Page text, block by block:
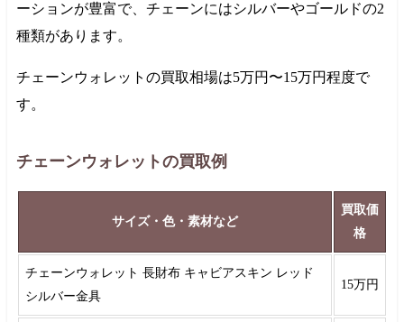
ーションが豊富で、チェーンにはシルバーやゴールドの2
種類があります。
チェーンウォレットの買取相場は5万円 〜15万円程度で
す。
チェーンウォレットの買取例
サイズ・色・素材など
買取価
格
チェーンウォレット 長財布 キャビアスキン レッド
シルバー金具
15万円